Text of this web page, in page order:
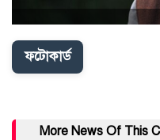
ফটোকার্ড
More News Of This